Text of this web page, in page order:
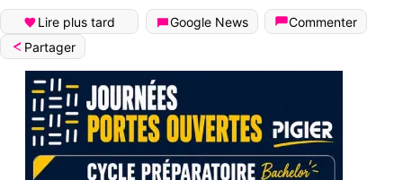
Lire plus tard Google News
Commenter
Partager